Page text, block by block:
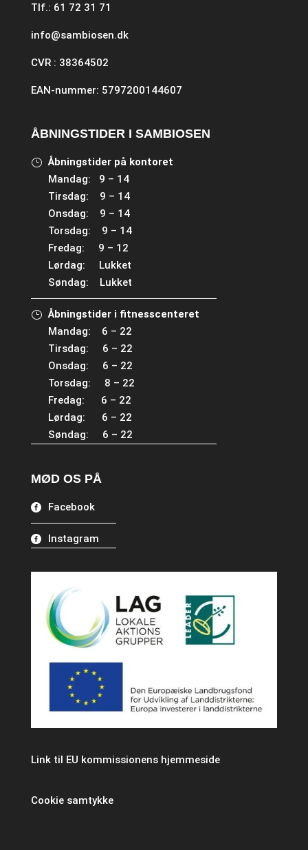
Tlf.: 61 72 31 71
info@sambiosen.dk
CVR : 38364502
EAN-nummer: 5797200144607
ÅBNINGSTIDER I SAMBIOSEN
Åbningstider på kontoret
Mandag: 9 – 14
Tirsdag: 9 – 14
Onsdag: 9 – 14
Torsdag: 9 – 14
Fredag: 9 – 12
Lørdag: Lukket
Søndag: Lukket
Åbningstider i fitnesscenteret
Mandag: 6 – 22
Tirsdag: 6 – 22
Onsdag: 6 – 22
Torsdag: 8 – 22
Fredag: 6 – 22
Lørdag: 6 – 22
Søndag: 6 – 22
MØD OS PÅ
Facebook
Instagram
Link til EU kommissionens hjemmeside
Cookie samtykke